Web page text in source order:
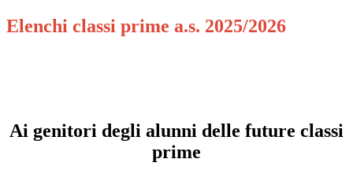
Elenchi classi prime a.s. 2025/2026
Ai genitori degli alunni delle future classi
prime